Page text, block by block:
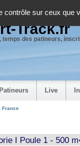
contrôle sur ceux que
Track.fr
temps des patineurs,
Patineurs Live
France
I Poule 1 - 500